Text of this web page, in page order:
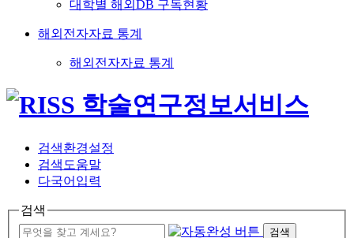
대학별 해외DB 구독현황
해외전자자료 통계
해외전자자료 통계
검색환경설정
검색도움말
다국어입력
검색
검색